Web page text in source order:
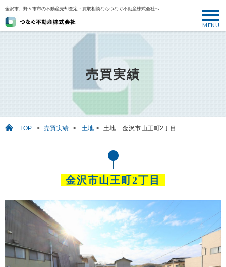
金沢市、野々市市の不動産売却査定・買取相談ならつなぐ不動産株式会社へ
MENU
USEFUL
お役立ち情報
つなぐ不動産株式会社が選ばれる理由
売買実績
TOP > 売買実績 > 土地 > 土地 金沢市山王町2丁目
金沢市山王町2丁目